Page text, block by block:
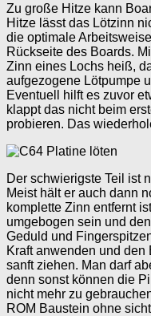
Zu große Hitze kann
Hitze lässt das Lötzinn
die optimale
Rückseite des Boards.
Zinn eines Lochs heiß,
aufgezogene Lötpumpe
Eventuell hilft es zuvor
klappt das nicht beim
probieren. Das
Der schwierigste Teil ist
Meist hält er auch dann
komplette Zinn entfernt
umgebogen sein und
Geduld und
Kraft anwenden und
sanft ziehen. Man darf
denn sonst können die
nicht mehr zu
ROM Baustein ohne